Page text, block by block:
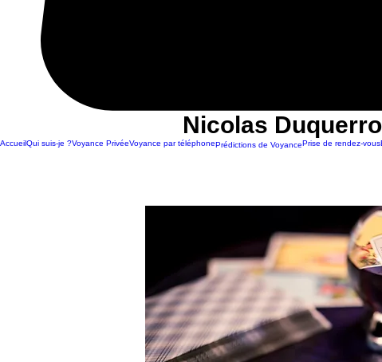
Nicolas
AccueilQui suis-je ?Voyance PrivéeVoyance par téléphonePrédictions de VoyancePrise de rendez-vous